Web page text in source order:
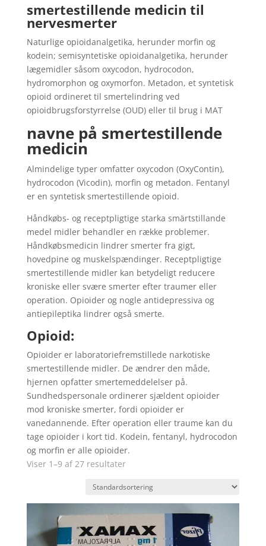
smertestillende medicin til
nervesmerter
Naturlige opioidanalgetika, herunder morfin og
kodein; semisyntetiske opioidanalgetika, herunder
lægemidler såsom oxycodon, hydrocodon,
hydromorphon og oxymorfon. Metadon, et syntetisk
opioid ordineret til smertelindring ved
opioidbrugsforstyrrelse (OUD) eller til brug i MAT
navne på smertestillende
medicin
Almindelige typer omfatter oxycodon (OxyContin),
hydrocodon (Vicodin), morfin og metadon. Fentanyl
er en syntetisk smertestillende opioid.
Håndkøbs- og receptpligtige starka smärtstillande
medel midler behandler en række problemer.
Håndkøbsmedicin lindrer smerter fra gigt,
hovedpine og muskelspændinger. Receptpligtige
smertestillende midler kan betydeligt reducere
kroniske eller svære smerter efter traumer eller
operation. Opioider og nogle antidepressiva og
antiepileptika lindrer også smerte.
Opioid:
Opioider er laboratoriefremstillede narkotiske
smertestillende midler. De ændrer den måde,
hjernen opfatter smertemeddelelser på.
Sundhedspersonale ordinerer sjældent opioider
mod kroniske smerter, fordi opioider er
vanedannende. Efter operation eller traume kan du
tage opioider i kort tid. Kodein, fentanyl, hydrocodon
og morfin er alle opioider.
Viser 1–9 af 27 resultater